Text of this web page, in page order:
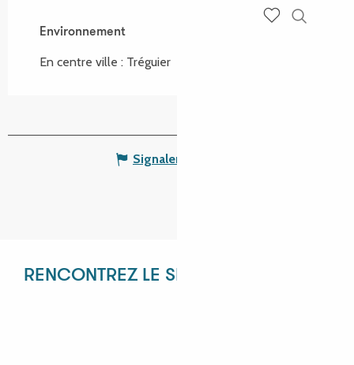
Environnement
Environnement
En centre ville : Tréguier
Signaler une erreur
RENCONTREZ LE SERVICE RÉCEPTIF !